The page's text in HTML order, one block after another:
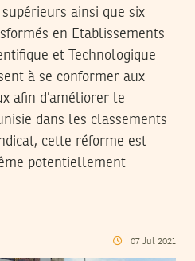
ainsi que six
en Etablissements
et Technologique
à se conformer aux
afin d’améliorer le
dans les classements
cette réforme est
potentiellement
07 Jul 2021